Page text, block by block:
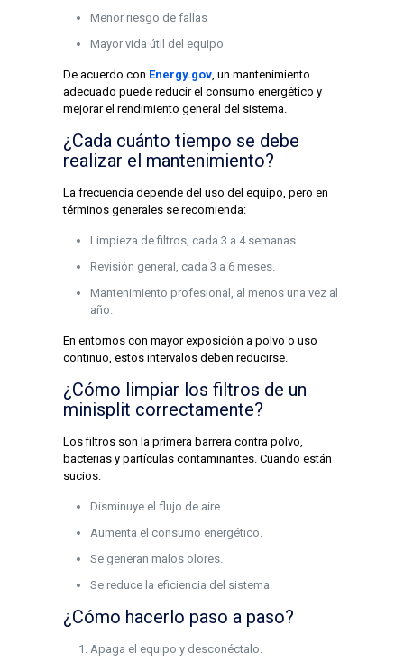
Menor riesgo de fallas
Mayor vida útil del equipo
De acuerdo con Energy.gov, un mantenimiento
adecuado puede reducir el consumo energético y
mejorar el rendimiento general del sistema.
¿Cada cuánto tiempo se debe
realizar el mantenimiento?
La frecuencia depende del uso del equipo, pero en
términos generales se recomienda:
Limpieza de filtros, cada 3 a 4 semanas.
Revisión general, cada 3 a 6 meses.
Mantenimiento profesional, al menos una vez al
año.
En entornos con mayor exposición a polvo o uso
continuo, estos intervalos deben reducirse.
¿Cómo limpiar los filtros de un
minisplit correctamente?
Los filtros son la primera barrera contra polvo,
bacterias y partículas contaminantes. Cuando están
sucios:
Disminuye el flujo de aire.
Aumenta el consumo energético.
Se generan malos olores.
Se reduce la eficiencia del sistema.
¿Cómo hacerlo paso a paso?
Apaga el equipo y desconéctalo.